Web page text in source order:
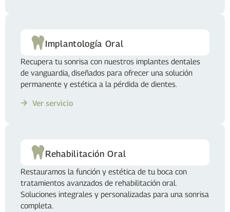
Implantología Oral
Recupera tu sonrisa con nuestros implantes dentales
de vanguardia, diseñados para ofrecer una solución
permanente y estética a la pérdida de dientes.
Ver servicio
Rehabilitación Oral
Restauramos la función y estética de tu boca con
tratamientos avanzados de rehabilitación oral.
Soluciones integrales y personalizadas para una sonrisa
completa.